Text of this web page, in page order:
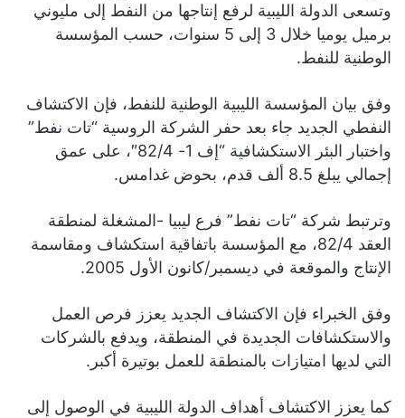
وتسعى الدولة الليبية لرفع إنتاجها من النفط إلى مليوني
برميل يوميا خلال 3 إلى 5 سنوات، حسب المؤسسة
الوطنية للنفط.
وفق بيان المؤسسة الليبية الوطنية للنفط، فإن الاكتشاف
النفطي الجديد جاء بعد حفر الشركة الروسية “تات نفط”
واختبار البئر الاستكشافية “إف 1- 82/4″، على عمق
إجمالي يبلغ 8.5 ألف قدم، بحوض غدامس.
وترتبط شركة “تات نفط” فرع ليبيا -المشغلة لمنطقة
العقد 82/4، مع المؤسسة باتفاقية استكشاف ومقاسمة
الإنتاج والموقعة في ديسمبر/كانون الأول 2005.
وفق الخبراء فإن الاكتشاف الجديد يعزز فرص العمل
والاستكشافات الجديدة في المنطقة، ويدفع بالشركات
التي لديها امتيازات بالمنطقة للعمل بوتيرة أكبر.
كما يعزز الاكتشاف أهداف الدولة الليبية في الوصول إلى